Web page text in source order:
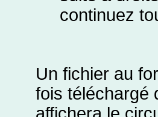
continuez
Un fichier au
fois téléchargé